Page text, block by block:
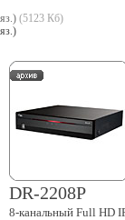
(5123 Кб)
DR-2208P
8-канальный Full HD